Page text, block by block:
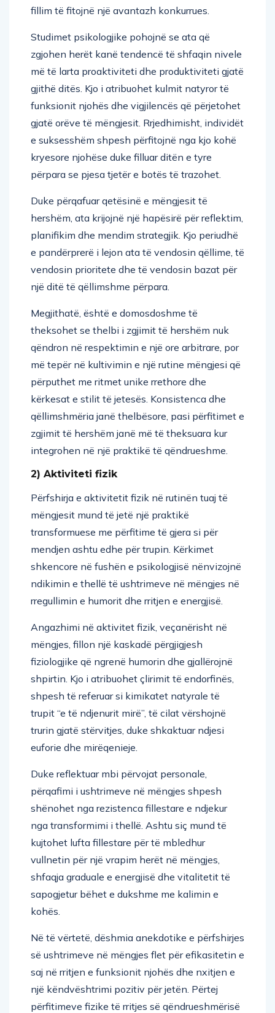
fillim të fitojnë një avantazh konkurrues.
Studimet psikologjike pohojnë se ata që
zgjohen herët kanë tendencë të shfaqin nivele
më të larta proaktiviteti dhe produktiviteti gjatë
gjithë ditës. Kjo i atribuohet kulmit natyror të
funksionit njohës dhe vigjilencës që përjetohet
gjatë orëve të mëngjesit. Rrjedhimisht, individët
e suksesshëm shpesh përfitojnë nga kjo kohë
kryesore njohëse duke filluar ditën e tyre
përpara se pjesa tjetër e botës të trazohet.
Duke përqafuar qetësinë e mëngjesit të
hershëm, ata krijojnë një hapësirë për reflektim,
planifikim dhe mendim strategjik. Kjo periudhë
e pandërprerë i lejon ata të vendosin qëllime, të
vendosin prioritete dhe të vendosin bazat për
një ditë të qëllimshme përpara.
Megjithatë, është e domosdoshme të
theksohet se thelbi i zgjimit të hershëm nuk
qëndron në respektimin e një ore arbitrare, por
më tepër në kultivimin e një rutine mëngjesi që
përputhet me ritmet unike rrethore dhe
kërkesat e stilit të jetesës. Konsistenca dhe
qëllimshmëria janë thelbësore, pasi përfitimet e
zgjimit të hershëm janë më të theksuara kur
integrohen në një praktikë të qëndrueshme.
2) Aktiviteti fizik
Përfshirja e aktivitetit fizik në rutinën tuaj të
mëngjesit mund të jetë një praktikë
transformuese me përfitime të gjera si për
mendjen ashtu edhe për trupin. Kërkimet
shkencore në fushën e psikologjisë nënvizojnë
ndikimin e thellë të ushtrimeve në mëngjes në
rregullimin e humorit dhe rritjen e energjisë.
Angazhimi në aktivitet fizik, veçanërisht në
mëngjes, fillon një kaskadë përgjigjesh
fiziologjike që ngrenë humorin dhe gjallërojnë
shpirtin. Kjo i atribuohet çlirimit të endorfinës,
shpesh të referuar si kimikatet natyrale të
trupit “e të ndjenurit mirë”, të cilat vërshojnë
trurin gjatë stërvitjes, duke shkaktuar ndjesi
euforie dhe mirëqenieje.
Duke reflektuar mbi përvojat personale,
përqafimi i ushtrimeve në mëngjes shpesh
shënohet nga rezistenca fillestare e ndjekur
nga transformimi i thellë. Ashtu siç mund të
kujtohet lufta fillestare për të mbledhur
vullnetin për një vrapim herët në mëngjes,
shfaqja graduale e energjisë dhe vitalitetit të
sapogjetur bëhet e dukshme me kalimin e
kohës.
Në të vërtetë, dëshmia anekdotike e përfshirjes
së ushtrimeve në mëngjes flet për efikasitetin e
saj në rritjen e funksionit njohës dhe nxitjen e
një këndvështrimi pozitiv për jetën. Përtej
përfitimeve fizike të rritjes së qëndrueshmërisë